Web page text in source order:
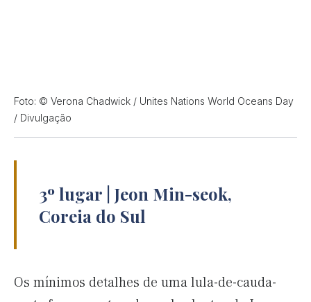
Foto: © Verona Chadwick / Unites Nations World Oceans Day
/ Divulgação
3º lugar | Jeon Min-seok,
Coreia do Sul
Os mínimos detalhes de uma lula-de-cauda-